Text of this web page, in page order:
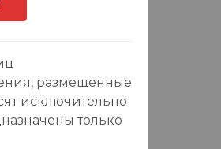
размещенные
исключительно
только